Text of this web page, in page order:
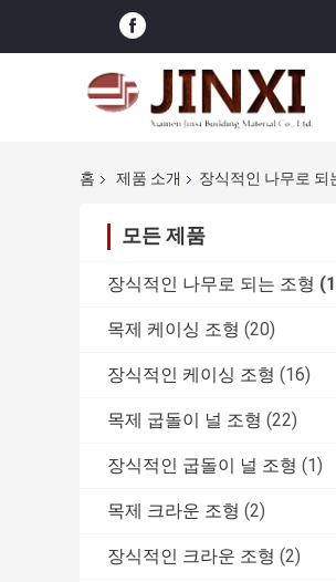
홈 제품 소개 장식적인 나무로 되
모든 제품
장식적인 나무로 되는 조형
목제 케이싱 조형 (20)
장식적인 케이싱 조형 (16)
목제 굽돌이 널 조형 (22)
장식적인 굽돌이 널 조형 (1)
목제 크라운 조형 (2)
장식적인 크라운 조형 (2)